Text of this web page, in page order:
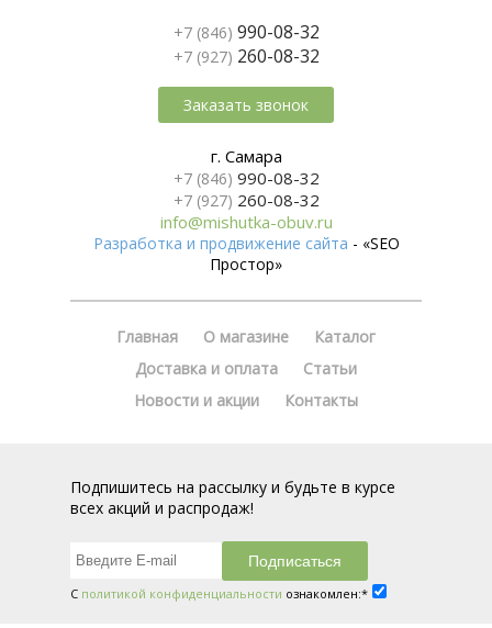
+7 (846) 990-08-32
+7 (927) 260-08-32
Заказать звонок
г. Самара
+7 (846) 990-08-32
+7 (927) 260-08-32
info@mishutka-obuv.ru
Разработка и продвижение сайта - «SEO
Простор»
Главная О магазине
Каталог
Доставка и оплата
Статьи
Новости и акции
Контакты
Подпишитесь на рассылку и будьте в курсе
всех акций и распродаж!
С политикой конфиденциальности ознакомлен:*